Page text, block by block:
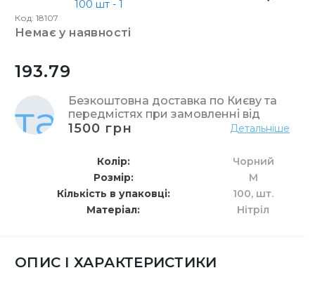
Код: 18107
немає у наявності
193.79
Безкоштовна доставка по Києву та
передмістях при замовленні від
1500 грн Детальніше
Колір
Чорний
Розмір
M
Кількість в упаковці
100, шт.
Матеріал
Нітріл
ОПИС І ХАРАКТЕРИСТИКИ